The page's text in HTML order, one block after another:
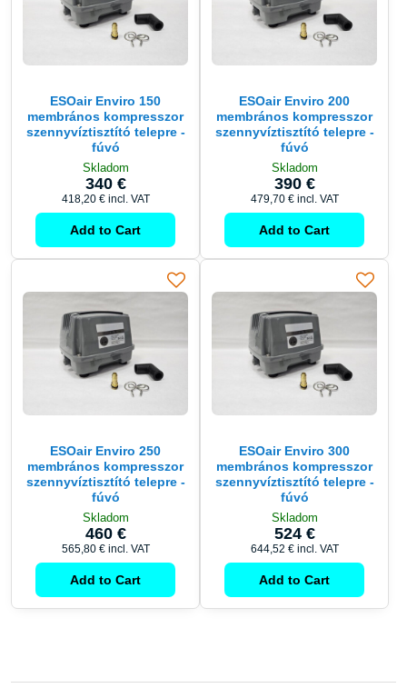
ESOair Enviro 150
membrános kompresszor
szennyvíztisztító telepre -
fúvó
Skladom
340 €
418,20 € incl. VAT
Add to Cart
ESOair Enviro 200
membrános kompresszor
szennyvíztisztító telepre -
fúvó
Skladom
390 €
479,70 € incl. VAT
Add to Cart
ESOair Enviro 250
membrános kompresszor
szennyvíztisztító telepre -
fúvó
Skladom
460 €
565,80 € incl. VAT
Add to Cart
ESOair Enviro 300
membrános kompresszor
szennyvíztisztító telepre -
fúvó
Skladom
524 €
644,52 € incl. VAT
Add to Cart